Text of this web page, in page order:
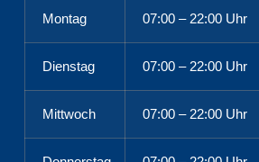
Montag 07:00 – 22:00 Uhr
Dienstag 07:00 – 22:00 Uhr
Mittwoch 07:00 – 22:00 Uhr